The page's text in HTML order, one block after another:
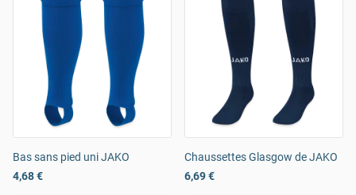
Bas sans pied uni JAKO
4,68 €
Chaussettes Glasgow de JAKO
6,69 €